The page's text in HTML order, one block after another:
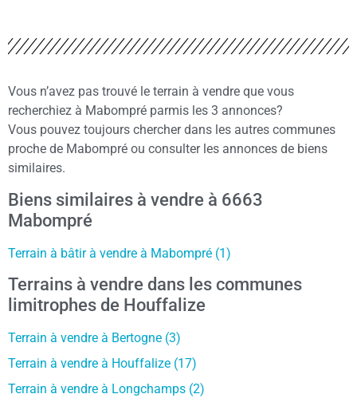
Vous n’avez pas trouvé le terrain à vendre que vous
recherchiez à Mabompré parmis les 3 annonces?
Vous pouvez toujours chercher dans les autres communes
proche de Mabompré ou consulter les annonces de biens
similaires.
Biens similaires à vendre à 6663
Mabompré
Terrain à bâtir à vendre à Mabompré (1)
Terrains à vendre dans les communes
limitrophes de Houffalize
Terrain à vendre à Bertogne (3)
Terrain à vendre à Houffalize (17)
Terrain à vendre à Longchamps (2)